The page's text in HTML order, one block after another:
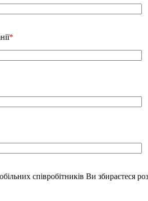
*
співробітників Ви збираєтеся